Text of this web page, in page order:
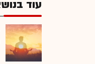
עוד